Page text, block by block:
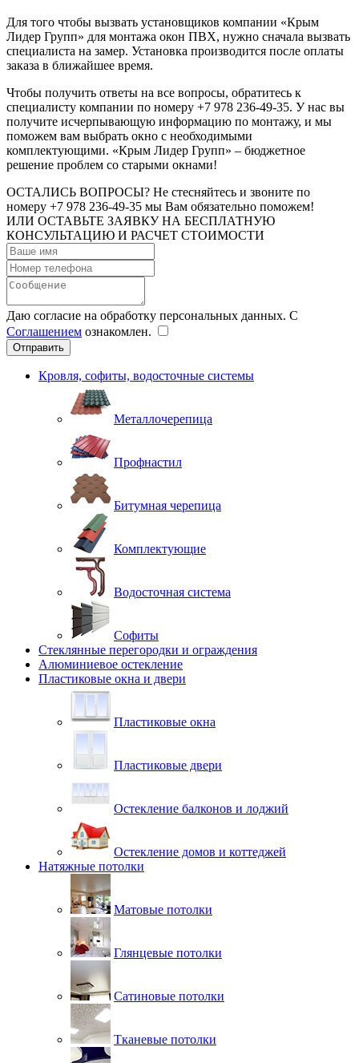
Для того чтобы вызвать установщиков компании «Крым
Лидер Групп» для монтажа окон ПВХ, нужно сначала вызвать
специалиста на замер. Установка производится после оплаты
заказа в ближайшее время.
Чтобы получить ответы на все вопросы, обратитесь к
специалисту компании по номеру +7 978 236-49-35. У нас вы
получите исчерпывающую информацию по монтажу, и мы
поможем вам выбрать окно с необходимыми
комплектующими. «Крым Лидер Групп» – бюджетное
решение проблем со старыми окнами!
ОСТАЛИСЬ ВОПРОСЫ? Не стесняйтесь и звоните по
номеру +7 978 236-49-35 мы Вам обязательно поможем!
ИЛИ ОСТАВЬТЕ ЗАЯВКУ НА БЕСПЛАТНУЮ
КОНСУЛЬТАЦИЮ И РАСЧЕТ СТОИМОСТИ
Даю согласие на обработку персональных данных. С
Соглашением ознакомлен.
Кровля, софиты, водосточные системы
Металлочерепица
Профнастил
Битумная черепица
Комплектующие
Водосточная система
Софиты
Стеклянные перегородки и ограждения
Алюминиевое остекление
Пластиковые окна и двери
Пластиковые окна
Пластиковые двери
Остекление балконов и лоджий
Остекление домов и коттеджей
Натяжные потолки
Матовые потолки
Глянцевые потолки
Сатиновые потолки
Тканевые потолки